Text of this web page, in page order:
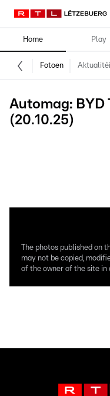
Home Play
Fotoen
Automag: BYD
(20.10.25)
The photos published on
may not be copied,
of the owner of the site in